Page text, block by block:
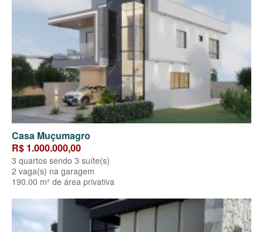
Casa Muçumagro
R$ 1.000.000,00
3 quartos sendo 3 suíte(s)
2 vaga(s) na garagem
190.00 m² de área privativa